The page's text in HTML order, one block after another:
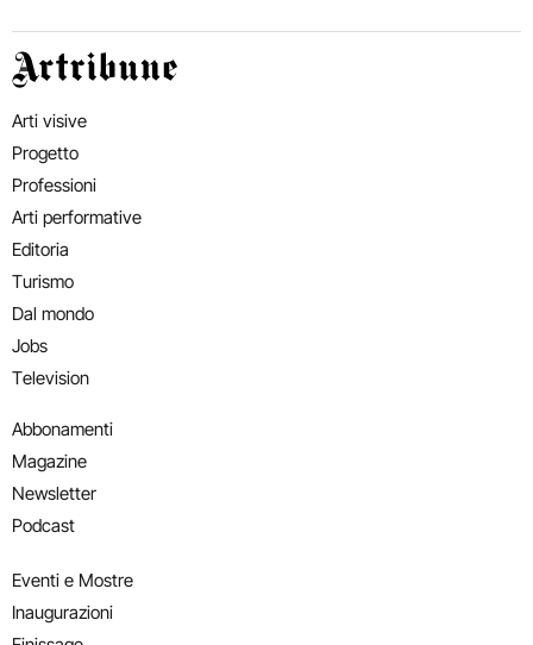
Artribune
Arti visive
Progetto
Professioni
Arti performative
Editoria
Turismo
Dal mondo
Jobs
Television
Abbonamenti
Magazine
Newsletter
Podcast
Eventi e Mostre
Inaugurazioni